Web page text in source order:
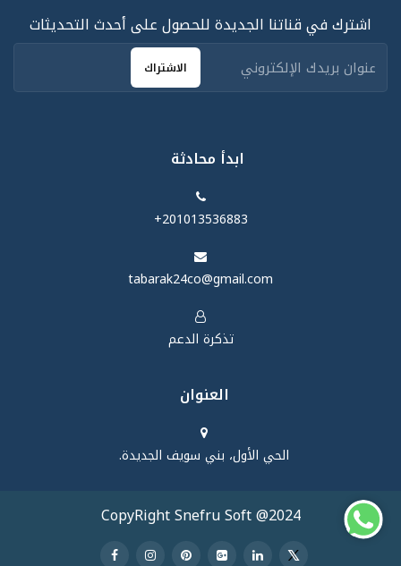
اشترك في قناتنا الجديدة للحصول على أحدث التحديثات
الاشتراك
ابدأ محادثة
‪+201013536883‬
tabarak24co@gmail.com
تذكرة الدعم
العنوان
الحي الأول، بني سويف الجديدة.
CopyRight Snefru Soft @2024